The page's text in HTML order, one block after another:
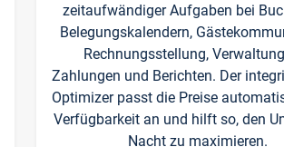
zeitaufwändiger Aufgaben bei
Belegungskalendern,
Rechnungsstellung,
Zahlungen und Berichten. Der
Optimizer passt die Preise
Verfügbarkeit an und hilft so, den
Nacht zu maximieren.